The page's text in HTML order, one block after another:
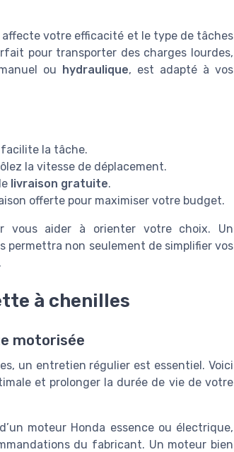
affecte votre efficacité et le type de tâches
pour transporter des charges lourdes,
ou hydraulique, est adapté à vos
la tâche.
la vitesse de déplacement.
livraison gratuite.
offerte pour maximiser votre budget.
vous aider à orienter votre choix. Un
permettra non seulement de simplifier vos
à chenilles
motorisée
un entretien régulier est essentiel. Voici
et prolonger la durée de vie de votre
moteur Honda essence ou électrique,
du fabricant. Un moteur bien